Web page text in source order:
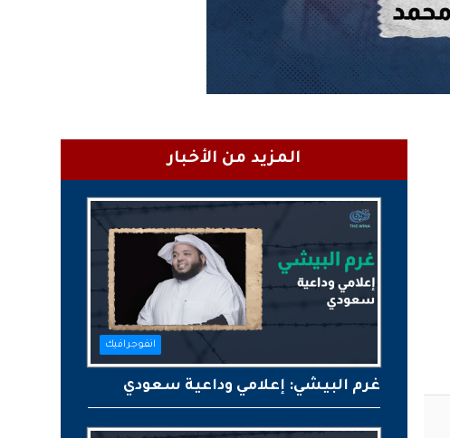
المزيد من الأخبار
انفوجرافيك
غرم البيشي: إعلامي وداعية سعودي